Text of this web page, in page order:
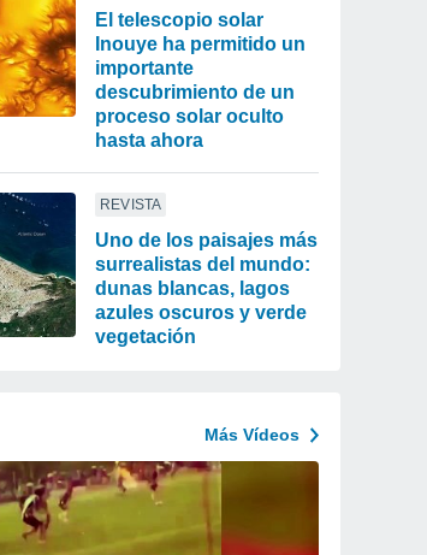
El telescopio solar
Inouye ha permitido un
importante
descubrimiento de un
proceso solar oculto
hasta ahora
REVISTA
Uno de los paisajes más
surrealistas del mundo:
dunas blancas, lagos
azules oscuros y verde
vegetación
Más Vídeos